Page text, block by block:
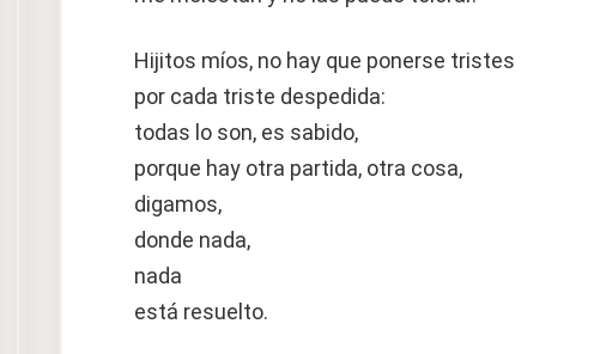
Hijitos míos, no hay que ponerse tristes
por cada triste despedida:
todas lo son, es sabido,
porque hay otra partida, otra cosa,
digamos,
donde nada,
nada
está resuelto.